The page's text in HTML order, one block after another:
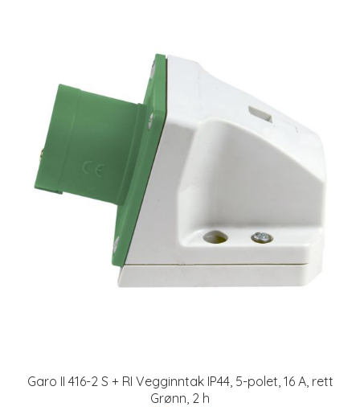
Garo II 416-2 S + RI Vegginntak IP44, 5-polet, 16 A, rett
Grønn, 2 h